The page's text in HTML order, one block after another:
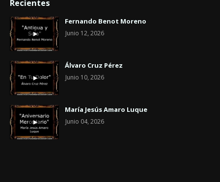
Recientes
Fernando Benot Moreno
Junio 12, 2026
Álvaro Cruz Pérez
Junio 10, 2026
María Jesús Amaro Luque
Junio 04, 2026